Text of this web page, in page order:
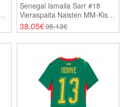
Senegal Ismaila Sarr #18
Vieraspaita Naisten MM-Kisat
2026 Lyhythihainen
38.05€95.13€